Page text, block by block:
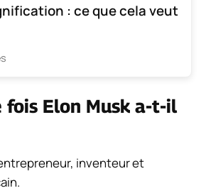
: ce que cela veut
fois Elon Musk a-t-il
inventeur et